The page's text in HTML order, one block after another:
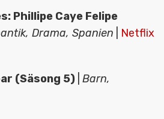
Phillipe Caye Felipe
Drama, Spanien
Netflix
(Säsong 5) Barn,